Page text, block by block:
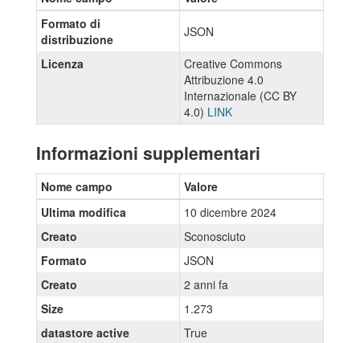
Formato di
distribuzione
JSON
Licenza
Creative Commons
Attribuzione 4.0
Internazionale (CC BY
4.0) LINK
Informazioni supplementari
Nome campo
Valore
Ultima modifica
10 dicembre 2024
Creato
Sconosciuto
Formato
JSON
Creato
2 anni fa
Size
1.273
datastore active
True